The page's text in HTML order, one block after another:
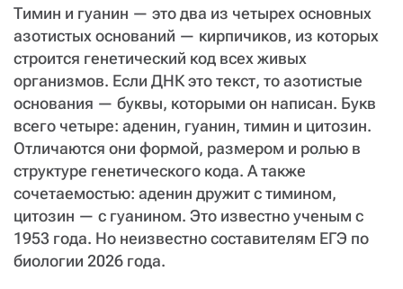
Тимин и гуанин — это два из четырех основных
азотистых оснований — кирпичиков, из которых
строится генетический код всех живых
организмов. Если ДНК это текст, то азотистые
основания — буквы, которыми он написан. Букв
всего четыре: аденин, гуанин, тимин и цитозин.
Отличаются они формой, размером и ролью в
структуре генетического кода. А также
сочетаемостью: аденин дружит с тимином,
цитозин — с гуанином. Это известно ученым с
1953 года. Но неизвестно составителям ЕГЭ по
биологии 2026 года.